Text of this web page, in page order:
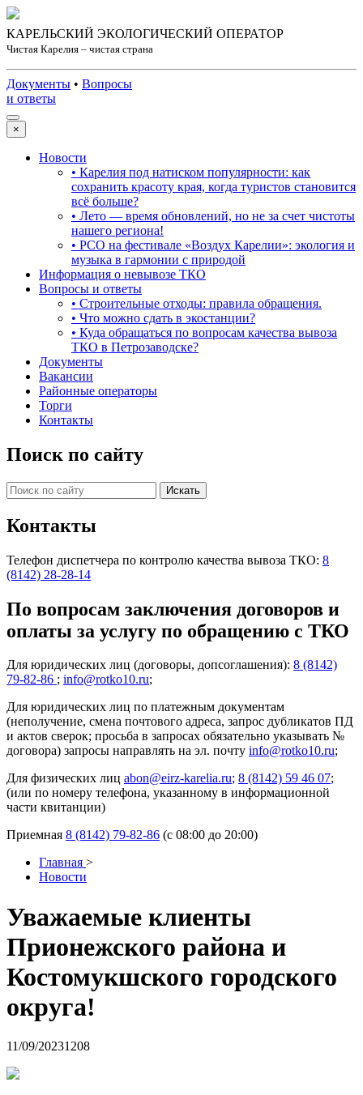
КАРЕЛЬСКИЙ ЭКОЛОГИЧЕСКИЙ ОПЕРАТОР
Чистая Карелия – чистая страна
Документы • Вопросы
и ответы
×
Новости
• Карелия под натиском популярности: как
сохранить красоту края, когда туристов становится
всё больше?
• Лето — время обновлений, но не за счет чистоты
нашего региона!
• РСО на фестивале «Воздух Карелии»: экология и
музыка в гармонии с природой
Информация о невывозе ТКО
Вопросы и ответы
• Строительные отходы: правила обращения.
• Что можно сдать в экостанции?
• Куда обращаться по вопросам качества вывоза
ТКО в Петрозаводске?
Документы
Вакансии
Районные операторы
Торги
Контакты
Поиск по сайту
Контакты
Телефон диспетчера по контролю качества вывоза ТКО: 8
(8142) 28-28-14
По вопросам заключения договоров и
оплаты за услугу по обращению с ТКО
Для юридических лиц (договоры, допсоглашения): 8 (8142)
79-82-86 ; info@rotko10.ru;
Для юридических лиц по платежным документам
(неполучение, смена почтового адреса, запрос дубликатов ПД
и актов сверок; просьба в запросах обязательно указывать №
договора) запросы направлять на эл. почту info@rotko10.ru;
Для физических лиц abon@eirz-karelia.ru; 8 (8142) 59 46 07;
(или по номеру телефона, указанному в информационной
части квитанции)
Приемная 8 (8142) 79-82-86 (с 08:00 до 20:00)
Главная >
Новости
Уважаемые клиенты
Прионежского района и
Костомукшского городского
округа!
11/09/20231208